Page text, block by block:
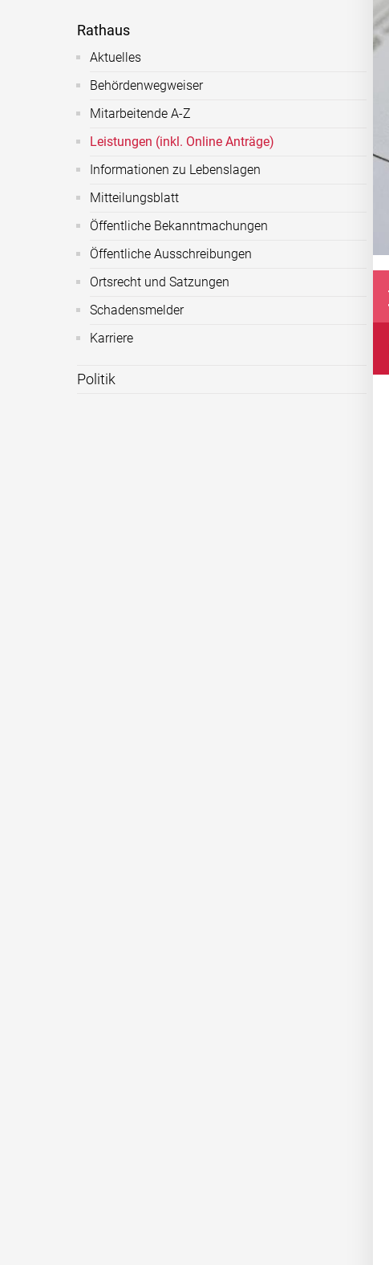
Rathaus
Aktuelles
Behördenwegweiser
Mitarbeitende A-Z
Leistungen (inkl. Online Anträge)
Informationen zu Lebenslagen
Mitteilungsblatt
Öffentliche Bekanntmachungen
Öffentliche Ausschreibungen
Ortsrecht und Satzungen
Schadensmelder
Karriere
Politik